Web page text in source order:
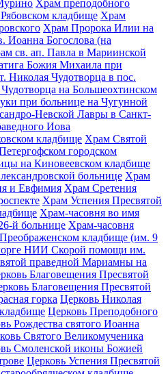
Храм преподобного
кладбище Храм
Храм Пророка Илии на
Иоанна Богослова (на
св. ап. Павла в Мариинской
Божия Михаила при
Николая Чудотворца в пос.
на Большеохтинском
при больнице на Чугунной
Невской Лавры в Санкт-
Иова
кладбище Храм Святой
городском
на Киновеевском кладбище
больнице Храм
и Евфимия Храм Сретения
Храм Успения Пресвятой
Храм-часовня во имя
й больнице Храм-часовня
кладбище (им. 9
НИИ Скорой помощи им.
праведной Мариамны на
Благовещения Пресвятой
Благовещения Пресвятой
горка Церковь Николая
Церковь Преподобного
Рождества святого Иоанна
Святого Великомученика
Смоленской иконы Божией
Церковь Успения Пресвятой